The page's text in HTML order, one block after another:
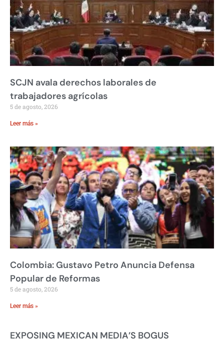
SCJN avala derechos laborales de
trabajadores agrícolas
5 de agosto, 2026
Leer más »
Colombia: Gustavo Petro Anuncia Defensa
Popular de Reformas
5 de agosto, 2026
Leer más »
EXPOSING MEXICAN MEDIA’S BOGUS